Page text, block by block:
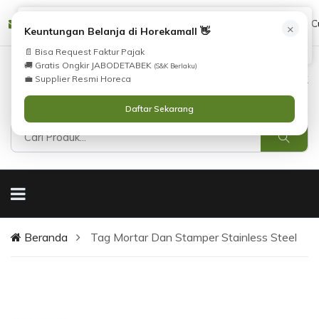
(021) 38783380 08551688000
Masuk
×
Keuntungan Belanja di Horekamall 👋
📄 Bisa Request Faktur Pajak
🚚 Gratis Ongkir JABODETABEK (S&K Berlaku)
💼 Supplier Resmi Horeca
Daftar Sekarang
Beranda Tag Mortar Dan Stamper Stainless Steel
i
Silahkan lihatKatalog
Hubungi Kami